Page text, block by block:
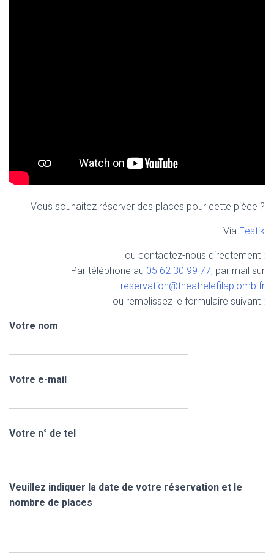
Vous souhaitez réserver des places pour cette pièce ?
Via Festik
ou contactez-nous directement :
Par téléphone au 05 62 30 99 77, par mail sur
reservation@theatrelefilaplomb.fr
ou remplissez le formulaire suivant :
Votre nom
Votre e-mail
Votre n° de tel
Veuillez indiquer la date de votre réservation et le
nombre de places